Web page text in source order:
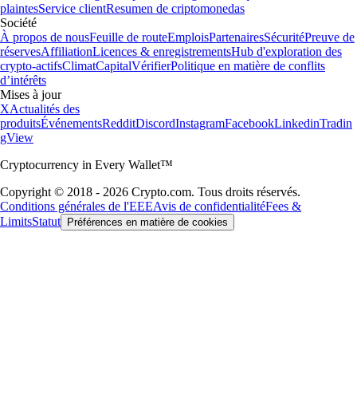
plaintesService clientResumen de criptomonedas
Société
À propos de nousFeuille de routeEmploisPartenairesSécuritéPreuve de
réservesAffiliationLicences & enregistrementsHub d'exploration des
crypto-actifsClimatCapitalVérifierPolitique en matière de conflits
d’intérêts
Mises à jour
XActualités des
produitsÉvénementsRedditDiscordInstagramFacebookLinkedinTradin
gView
Cryptocurrency in Every Wallet™
Copyright © 2018 - 2026 Crypto.com. Tous droits réservés.
Conditions générales de l'EEEAvis de confidentialitéFees &
LimitsStatut Préférences en matière de cookies